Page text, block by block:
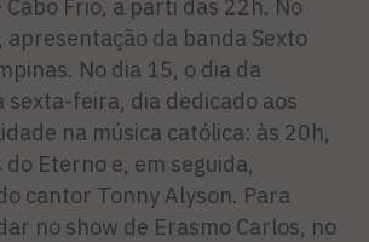
Frio, a parti das 22h. No
da banda Sexto
No dia 15, o dia da
sexta-feira, dia dedicado aos
na música católica: às 20h,
Eterno e, em seguida,
cantor Tonny Alyson. Para
no show de Erasmo Carlos, no